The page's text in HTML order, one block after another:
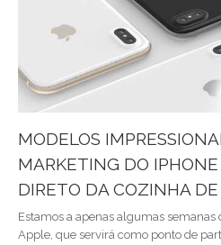
MODELOS
MARKETING DO
DIRETO DA COZINHA
Estamos a apenas algumas
Apple, que servirá como ponto de